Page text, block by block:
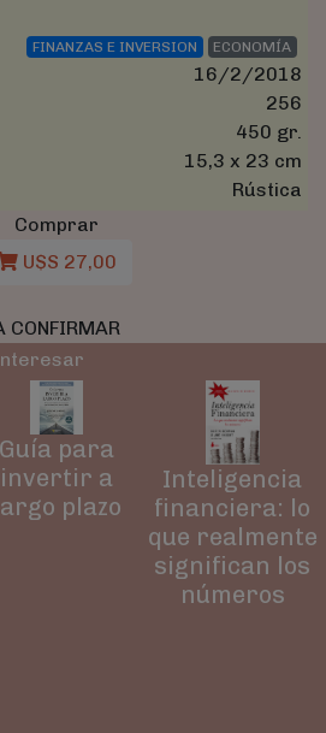
FINANZAS E INVERSION ECONOMÍA
16/2/2018
256
450 gr.
15,3 x 23 cm
Rústica
Comprar
U$S 27,00
CONFIRMAR
Guía para
invertir a
plazo
Inteligencia
financiera: lo
que realmente
significan los
números